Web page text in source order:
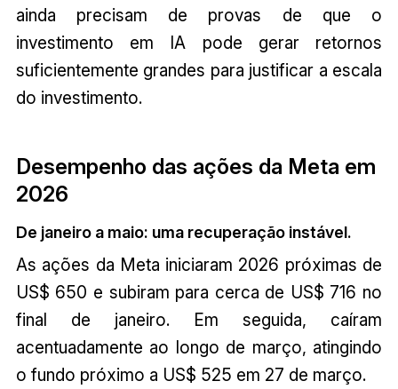
ainda precisam de provas de que o
investimento em IA pode gerar retornos
suficientemente grandes para justificar a escala
do investimento.
Desempenho das ações da Meta em
2026
De janeiro a maio: uma recuperação instável.
As ações da Meta iniciaram 2026 próximas de
US$ 650 e subiram para cerca de US$ 716 no
final de janeiro. Em seguida, caíram
acentuadamente ao longo de março, atingindo
o fundo próximo a US$ 525 em 27 de março.